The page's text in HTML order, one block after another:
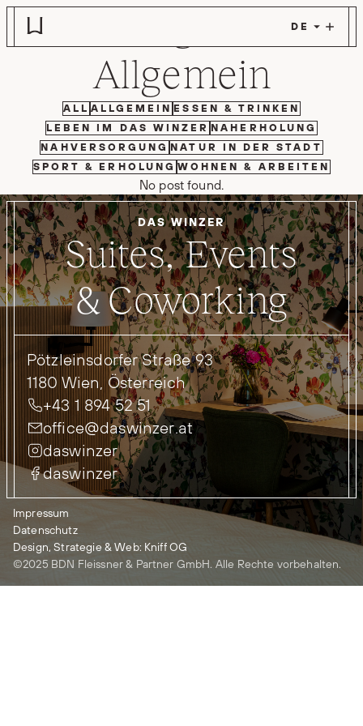
Zum Hauptinhalt springen
Allgemein
FILTER BY
ALL FILTER BY
ALLGEMEIN FILTER BY
ESSEN & TRINKEN
FILTER BY
LEBEN IM DAS WINZER FILTER BY
NAHERHOLUNG
FILTER BY
NAHVERSORGUNG FILTER BY
NATUR IN DER STADT
FILTER BY
SPORT & ERHOLUNG FILTER BY
WOHNEN & ARBEITEN
No post found.
DAS WINZER
Suites, Events
& Coworking
Pötzleinsdorfer Straße 93
1180 Wien, Österreich
+43 1 894 52 51
office@daswinzer.at
daswinzer
daswinzer
Impressum
Datenschutz
Design, Strategie & Web: Kniff OG
©2025 BDN Fleissner & Partner GmbH. Alle Rechte vorbehalten.